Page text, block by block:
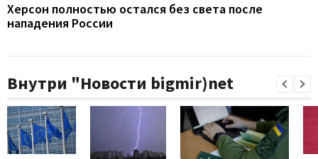
Херсон полностью остался без света после
нападения России
Внутри "Новости bigmir)net